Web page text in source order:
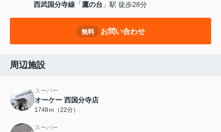
西武国分寺線 「鷹の台 」駅 徒歩28分
無料 お問い合わせ
周辺施設
スーパー
オーケー 西国分寺店
1748ｍ（22分）
スーパー